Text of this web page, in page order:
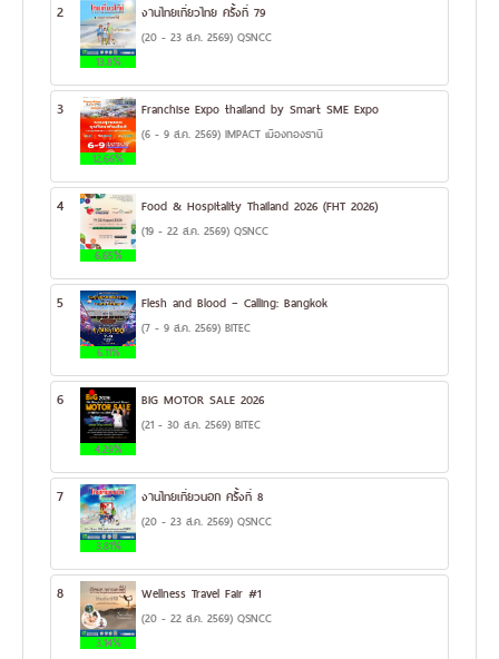
2
13.8%
งานไทยเที่ยวไทย ครั้งที่ 79
(20 - 23 ส.ค. 2569) QSNCC
3
12.66%
Franchise Expo thailand by Smart SME Expo
(6 - 9 ส.ค. 2569) IMPACT เมืองทองธานี
4
6.65%
Food & Hospitality Thailand 2026 (FHT 2026)
(19 - 22 ส.ค. 2569) QSNCC
5
6.11%
Flesh and Blood – Calling: Bangkok
(7 - 9 ส.ค. 2569) BITEC
6
4.29%
BIG MOTOR SALE 2026
(21 - 30 ส.ค. 2569) BITEC
7
3.81%
งานไทยเที่ยวนอก ครั้งที่ 8
(20 - 23 ส.ค. 2569) QSNCC
8
3.14%
Wellness Travel Fair #1
(20 - 22 ส.ค. 2569) QSNCC